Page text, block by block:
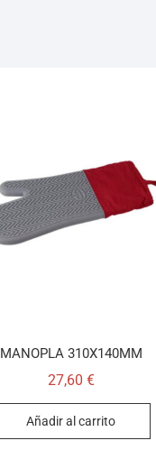
MANOPLA 310X140MM
27,60 €
Añadir al carrito